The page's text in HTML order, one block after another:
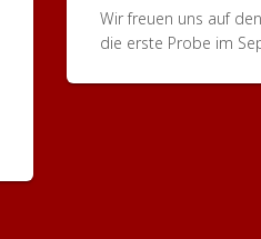
Wir freuen uns auf
die erste Probe im